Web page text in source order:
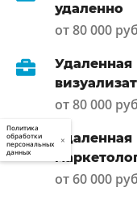
удаленно
от 80 000
Удаленная
от 80 000
от 60 000
Политика
обработки
персональных
данных
×